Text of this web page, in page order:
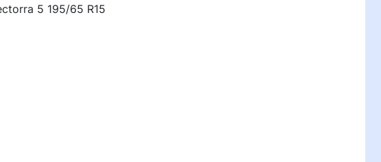
5 195/65 R15